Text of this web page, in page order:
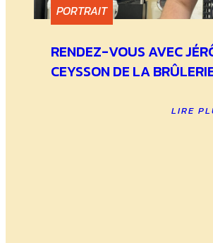
PORTRAIT
RENDEZ-VOUS AVEC
CEYSSON DE LA
LIRE